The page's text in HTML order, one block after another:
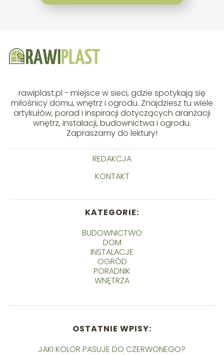
rawiplast.pl - miejsce w sieci, gdzie spotykają się
miłośnicy domu, wnętrz i ogrodu. Znajdziesz tu wiele
artykułów, porad i inspiracji dotyczących aranżacji
wnętrz, instalacji, budownictwa i ogrodu.
Zapraszamy do lektury!
REDAKCJA
KONTAKT
KATEGORIE:
BUDOWNICTWO
DOM
INSTALACJE
OGRÓD
PORADNIK
WNĘTRZA
OSTATNIE WPISY:
JAKI KOLOR PASUJE DO CZERWONEGO?